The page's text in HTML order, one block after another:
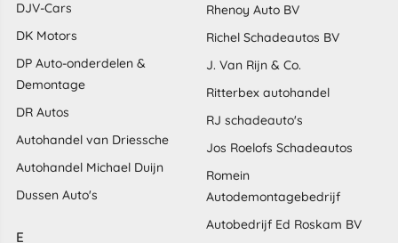
DJV-Cars
DK Motors
DP Auto-onderdelen &
Demontage
DR Autos
Autohandel van Driessche
Autohandel Michael Duijn
Dussen Auto's
E
Rhenoy Auto BV
Richel Schadeautos BV
J. Van Rijn & Co.
Ritterbex autohandel
RJ schadeauto's
Jos Roelofs Schadeautos
Romein
Autodemontagebedrijf
Autobedrijf Ed Roskam BV